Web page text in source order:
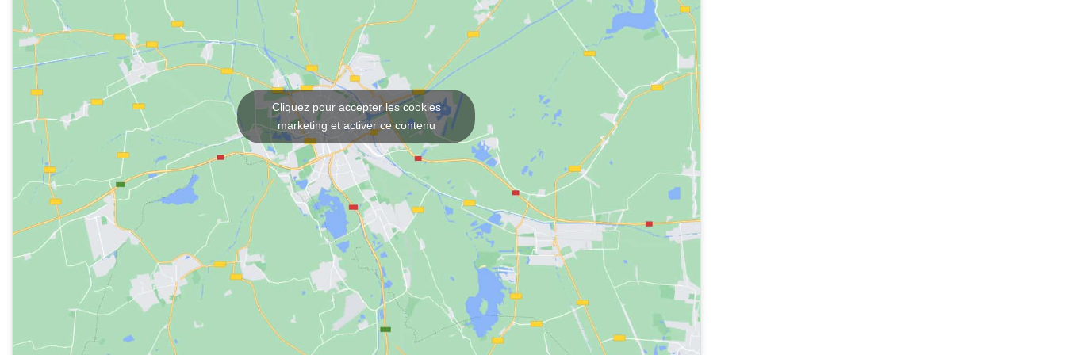
Un bâtiment séparé sur le terrain, parfait après une journée de ski et avant la fête du soir.
Contient
Jacuzzi extérieur
Sauna
Toilettes privées
Sièges et espaces de détente
Un lieu propice à la détente totale, idéal pour commencer ou terminer la soirée.
Découvrez Winebunker
Winebunker est plus qu'un simple hébergement, c'est une expérience conçue pour impressionner. Ici,
le calme des montagnes se combine avec une salle de réception souterraine sans équivalent dans le
Sälen. Que vous organisiez un dîner, une fête ou un week-end entre amis, Winebunker vous offre une
ambiance que vous n'oublierez pas de sitôt. Réservez votre séjour et créez des souvenirs qui resteront
Cliquez pour accepter les cookies
marketing et activer ce contenu